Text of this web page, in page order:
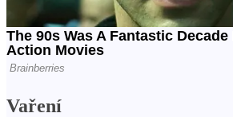
Vaření